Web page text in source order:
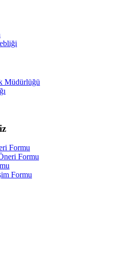
Müdürlüğü
Formu
Formu
Formu